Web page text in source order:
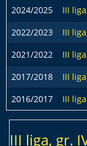
2024/2025
III
2022/2023
III
2021/2022
III
2017/2018
III
2016/2017
III
III liga, gr.